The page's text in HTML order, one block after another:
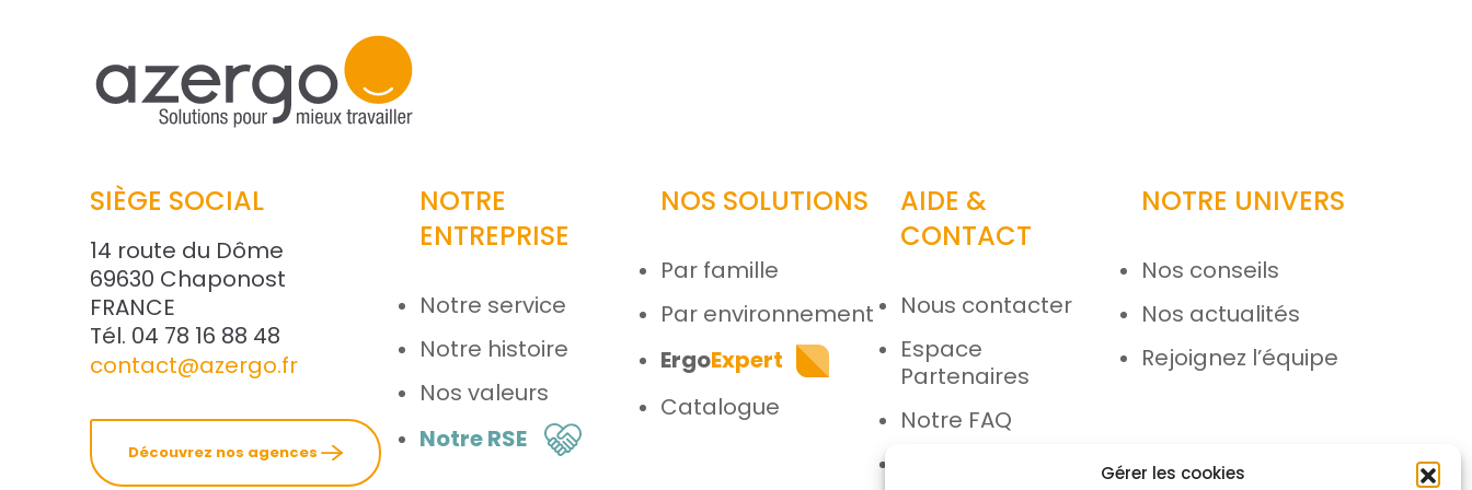
Gérer les cookies
SIÈGE SOCIAL
14 route du Dôme
69630 Chaponost
FRANCE
Tél. 04 78 16 88 48
contact@azergo.fr
Découvrez nos agences
NOTRE
ENTREPRISE
Notre service
Notre histoire
Nos valeurs
Notre RSE
NOS SOLUTIONS
Par famille
Par environnement
ErgoExpert
Catalogue
AIDE &
CONTACT
Nous contacter
Espace
Partenaires
Notre FAQ
NOTRE UNIVERS
Nos conseils
Nos actualités
Rejoignez l’équipe